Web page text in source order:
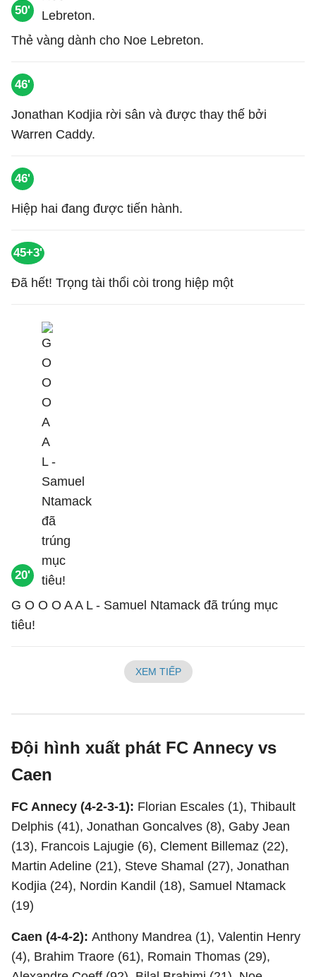
50'
Thẻ vàng dành cho Noe Lebreton.
46'
Jonathan Kodjia rời sân và được thay thế bởi
Warren Caddy.
46'
Hiệp hai đang được tiến hành.
45+3'
Đã hết! Trọng tài thổi còi trong hiệp một
20'
G O O O A A L - Samuel Ntamack đã trúng mục
tiêu!
XEM TIẾP
Đội hình xuất phát FC Annecy vs
Caen
FC Annecy (4-2-3-1): Florian Escales (1), Thibault
Delphis (41), Jonathan Goncalves (8), Gaby Jean
(13), Francois Lajugie (6), Clement Billemaz (22),
Martin Adeline (21), Steve Shamal (27), Jonathan
Kodjia (24), Nordin Kandil (18), Samuel Ntamack
(19)
Caen (4-4-2): Anthony Mandrea (1), Valentin Henry
(4), Brahim Traore (61), Romain Thomas (29),